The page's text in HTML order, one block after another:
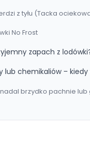
z tyłu (Tacka
No Frost
zapach z
lub chemikaliów –
brzydko pachnie lub